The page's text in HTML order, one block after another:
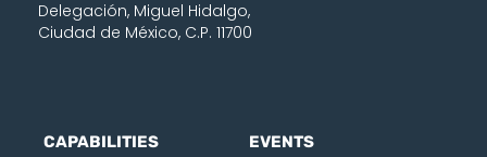
Delegación, Miguel Hidalgo,
Ciudad de México, C.P. 11700
CAPABILITIES EVENTS